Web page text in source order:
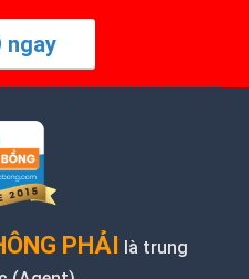
ngay
PHẢI là trung